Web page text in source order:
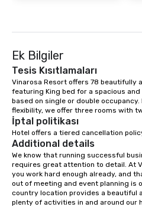
Ek Bilgiler
Tesis Kısıtlamaları
Vinarosa Resort offers 78 beautifully
featuring King bed for a spacious
based on single or double
flexibility, we offer three rooms with
İptal politikası
Hotel offers a tiered cancellation
Additional details
We know that running successful
requires great attention to detail. At
you work hard enough already, and
out of meeting and event planning is
country location provides a beautiful
plenty of activities in and around our